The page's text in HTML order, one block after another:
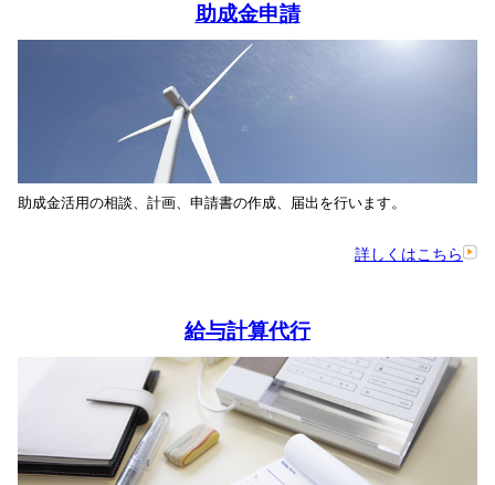
助成金申請
助成金活用の相談、計画、申請書の作成、届出を行います 。
詳しくはこちら
給与計算代行